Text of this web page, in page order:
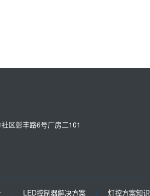
区彰丰路6号厂房二101
| LED控制器解决方案 | 灯控方案知识